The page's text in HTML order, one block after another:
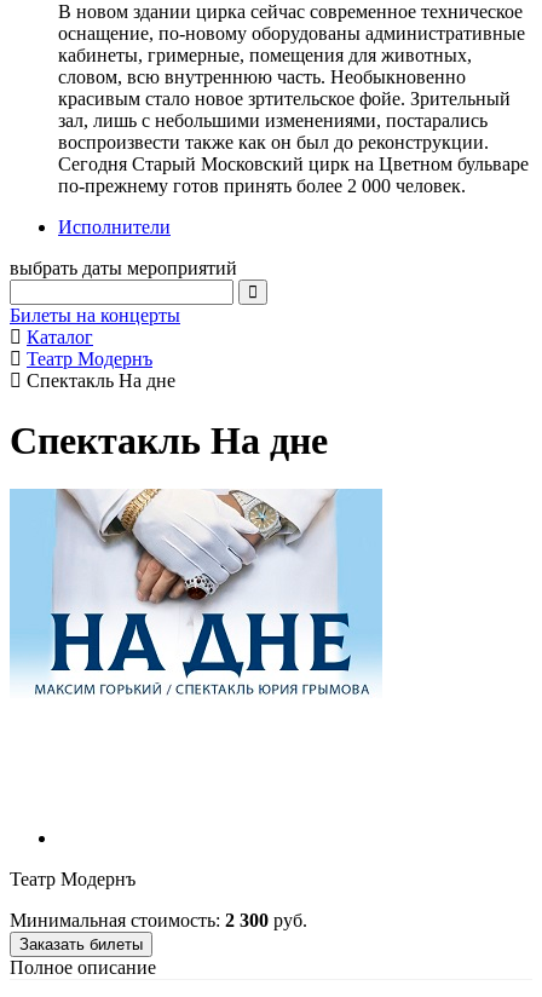
В новом здании цирка сейчас современное техническое
оснащение, по-новому оборудованы административные
кабинеты, гримерные, помещения для животных,
словом, всю внутреннюю часть. Необыкновенно
красивым стало новое зртительское фойе. Зрительный
зал, лишь с небольшими изменениями, постарались
воспроизвести также как он был до реконструкции.
Сегодня Старый Московский цирк на Цветном бульваре
по-прежнему готов принять более 2 000 человек.
Исполнители
выбрать даты мероприятий
Билеты на концерты
Каталог
Театр Модернъ
Спектакль На дне
Спектакль На дне
Театр Модернъ
Минимальная стоимость: 2 300 руб.
Заказать билеты
Полное описание